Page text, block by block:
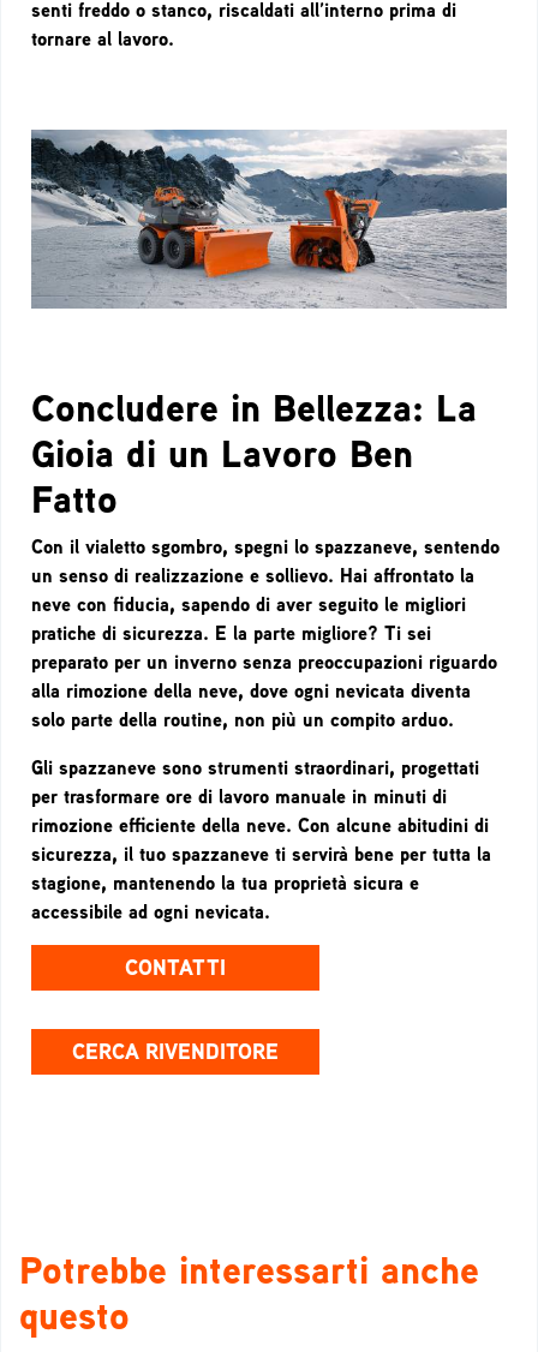
senti freddo o stanco, riscaldati all’interno prima di
tornare al lavoro.
Concludere in Bellezza: La
Gioia di un Lavoro Ben
Fatto
Con il vialetto sgombro, spegni lo spazzaneve, sentendo
un senso di realizzazione e sollievo. Hai affrontato la
neve con fiducia, sapendo di aver seguito le migliori
pratiche di sicurezza. E la parte migliore? Ti sei
preparato per un inverno senza preoccupazioni riguardo
alla rimozione della neve, dove ogni nevicata diventa
solo parte della routine, non più un compito arduo.
Gli spazzaneve sono strumenti straordinari, progettati
per trasformare ore di lavoro manuale in minuti di
rimozione efficiente della neve. Con alcune abitudini di
sicurezza, il tuo spazzaneve ti servirà bene per tutta la
stagione, mantenendo la tua proprietà sicura e
accessibile ad ogni nevicata.
CONTATTI
CERCA RIVENDITORE
Potrebbe interessarti anche
questo